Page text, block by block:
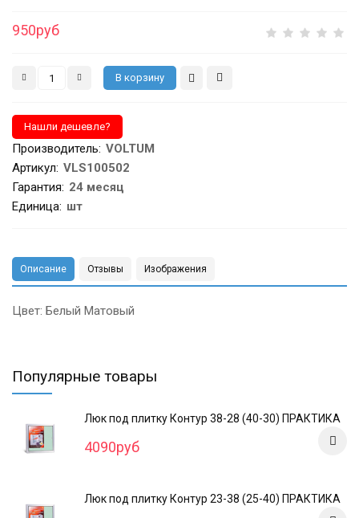
950руб
Производитель: VOLTUM
Артикул: VLS100502
Гарантия: 24 месяц
Единица: шт
Описание Отзывы Изображения
Цвет: Белый Матовый
Популярные товары
Люк под плитку Контур 38-28 (40-30) ПРАКТИКА
4090руб
Люк под плитку Контур 23-38 (25-40) ПРАКТИКА